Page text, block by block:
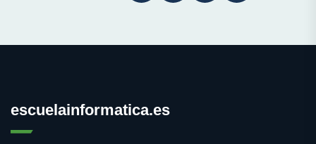
escuelainformatica.es